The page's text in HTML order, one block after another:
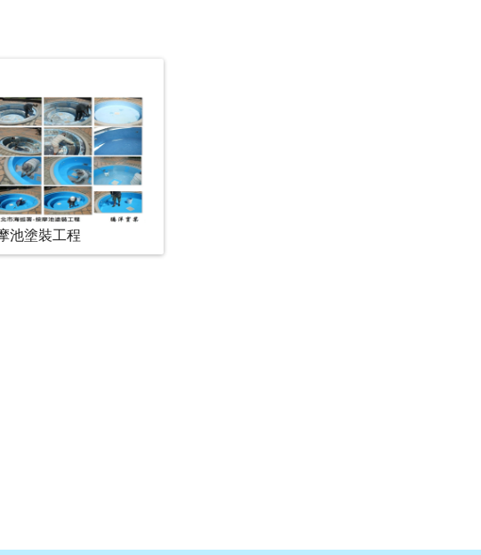
池塗裝工程